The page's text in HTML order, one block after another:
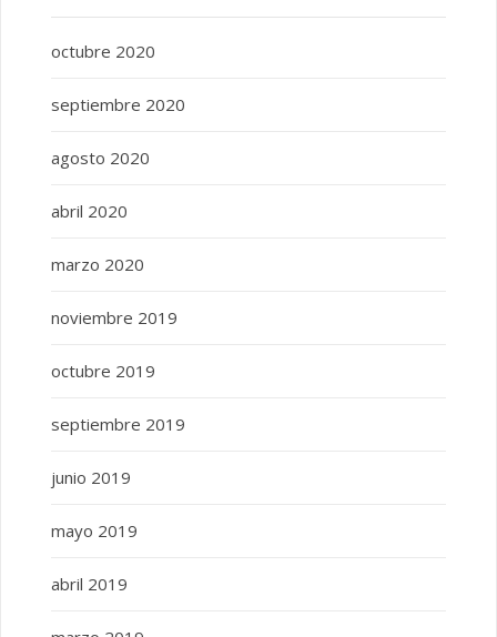
octubre 2020
septiembre 2020
agosto 2020
abril 2020
marzo 2020
noviembre 2019
octubre 2019
septiembre 2019
junio 2019
mayo 2019
abril 2019